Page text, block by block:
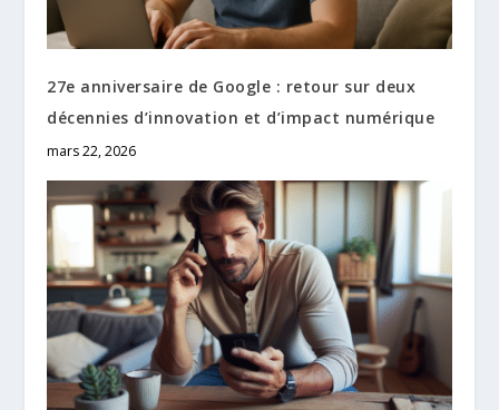
27e anniversaire de Google : retour sur deux
décennies d’innovation et d’impact numérique
mars 22, 2026